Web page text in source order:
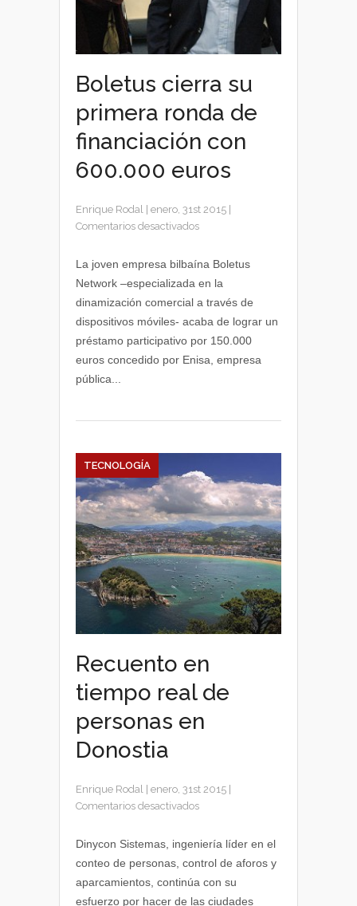
Boletus cierra su
primera ronda de
financiación con
600.000 euros
Enrique Rodal enero, 31st 2015
Comentarios desactivadosen
cierra
ronda
de
financiación
con
La joven empresa bilbaína Boletus
Network –especializada en la
dinamización comercial a través de
dispositivos móviles- acaba de lograr un
préstamo participativo por 150.000
euros concedido por Enisa, empresa
pública...
TECNOLOGÍA
Recuento en
tiempo real de
personas en
Donostia
Enrique Rodal enero, 31st 2015
Comentarios desactivadosen
en
de
Dinycon Sistemas, ingeniería líder en el
conteo de personas, control de aforos y
aparcamientos, continúa con su
esfuerzo por hacer de las ciudades